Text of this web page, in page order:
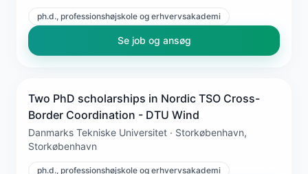
ph.d., professionshøjskole og erhvervsakademi
Se job og ansøg
Two PhD scholarships in Nordic TSO Cross-
Border Coordination - DTU Wind
Danmarks Tekniske Universitet · Storkøbenhavn,
Storkøbenhavn
ph.d., professionshøjskole og erhvervsakademi